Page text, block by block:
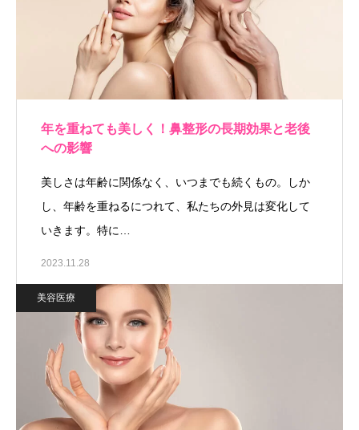
年を重ねても美しく！鼻整形の長期効果と老後
への影響
美しさは年齢に関係なく、いつまでも続くもの。しか
し、年齢を重ねるにつれて、私たちの外見は変化して
いきます。特に…
2023.11.28
美容医療